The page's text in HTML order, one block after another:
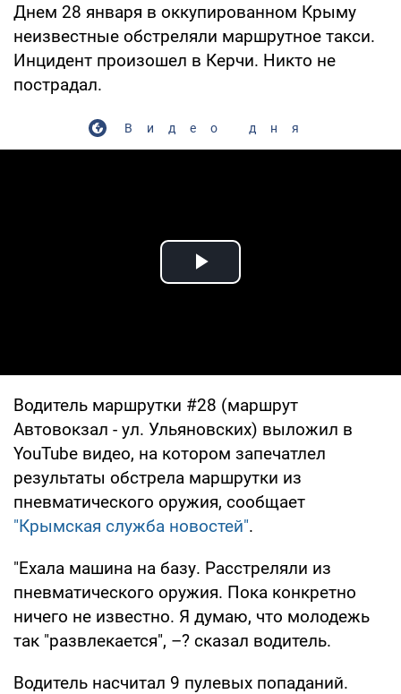
Днем 28 января в оккупированном Крыму
неизвестные обстреляли маршрутное такси.
Инцидент произошел в Керчи. Никто не
пострадал.
Видео дня
Play Video
Водитель маршрутки #28 (маршрут
Автовокзал - ул. Ульяновских) выложил в
YouTube видео, на котором запечатлел
результаты обстрела маршрутки из
пневматического оружия, сообщает
"Крымская служба новостей".
"Ехала машина на базу. Расстреляли из
пневматического оружия. Пока конкретно
ничего не известно. Я думаю, что молодежь
так "развлекается", –? сказал водитель.
Водитель насчитал 9 пулевых попаданий.